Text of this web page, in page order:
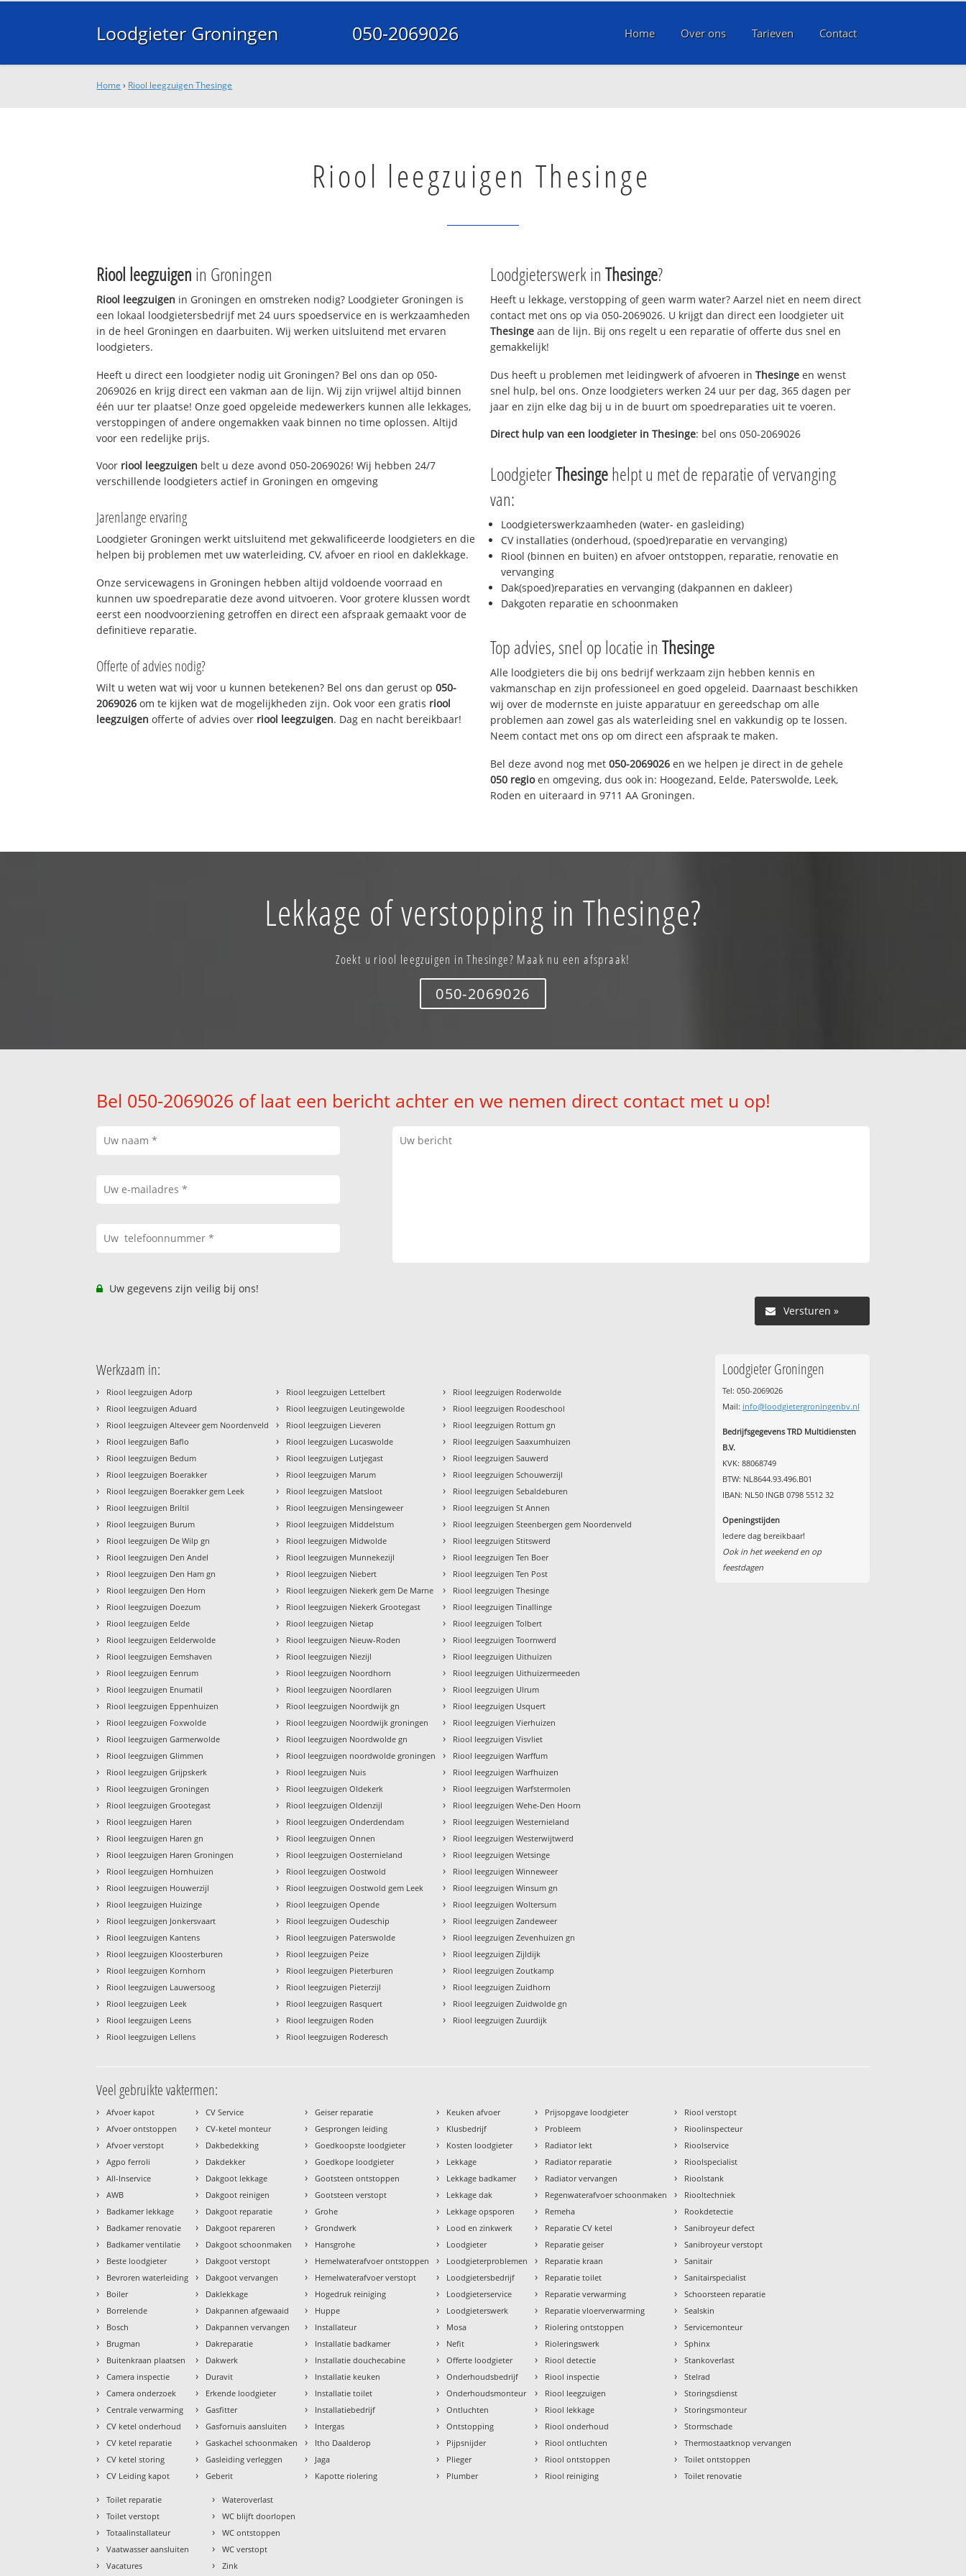
Loodgieter Groningen 050-2069026 Home Over ons Tarieven Contact
Home › Riool leegzuigen Thesinge
Riool leegzuigen Thesinge
Riool leegzuigen in Groningen
Riool leegzuigen in Groningen en omstreken nodig? Loodgieter Groningen is
een lokaal loodgietersbedrijf met 24 uurs spoedservice en is werkzaamheden
in de heel Groningen en daarbuiten. Wij werken uitsluitend met ervaren
loodgieters.
Heeft u direct een loodgieter nodig uit Groningen? Bel ons dan op 050-
2069026 en krijg direct een vakman aan de lijn. Wij zijn vrijwel altijd binnen
één uur ter plaatse! Onze goed opgeleide medewerkers kunnen alle lekkages,
verstoppingen of andere ongemakken vaak binnen no time oplossen. Altijd
voor een redelijke prijs.
Voor riool leegzuigen belt u deze avond 050-2069026! Wij hebben 24/7
verschillende loodgieters actief in Groningen en omgeving
Jarenlange ervaring
Loodgieter Groningen werkt uitsluitend met gekwalificeerde loodgieters en die
helpen bij problemen met uw waterleiding, CV, afvoer en riool en daklekkage.
Onze servicewagens in Groningen hebben altijd voldoende voorraad en
kunnen uw spoedreparatie deze avond uitvoeren. Voor grotere klussen wordt
eerst een noodvoorziening getroffen en direct een afspraak gemaakt voor de
definitieve reparatie.
Offerte of advies nodig?
Wilt u weten wat wij voor u kunnen betekenen? Bel ons dan gerust op050-
2069026 om te kijken wat de mogelijkheden zijn. Ook voor een gratis riool
leegzuigen offerte of advies over riool leegzuigen. Dag en nacht bereikbaar!
Loodgieterswerk in Thesinge?
Heeft u lekkage, verstopping of geen warm water? Aarzel niet en neem direct
contact met ons op via 050-2069026. U krijgt dan direct een loodgieter uit
Thesinge aan de lijn. Bij ons regelt u een reparatie of offerte dus snel en
gemakkelijk!
Dus heeft u problemen met leidingwerk of afvoeren in Thesinge en wenst
snel hulp, bel ons. Onze loodgieters werken 24 uur per dag, 365 dagen per
jaar en zijn elke dag bij u in de buurt om spoedreparaties uit te voeren.
Direct hulp van een loodgieter in Thesinge: bel ons 050-2069026
LoodgieterThesingehelpt u met de reparatie of vervanging
van:
Loodgieterswerkzaamheden (water- en gasleiding)
CV installaties (onderhoud, (spoed)reparatie en vervanging)
Riool (binnen en buiten) en afvoer ontstoppen, reparatie, renovatie en
vervanging
Dak(spoed)reparaties en vervanging (dakpannen en dakleer)
Dakgoten reparatie en schoonmaken
Top advies, snel op locatie in Thesinge
Alle loodgieters die bij ons bedrijf werkzaam zijn hebben kennis en
vakmanschap en zijn professioneel en goed opgeleid. Daarnaast beschikken
wij over de modernste en juiste apparatuur en gereedschap om alle
problemen aan zowel gas als waterleiding snel en vakkundig op te lossen.
Neem contact met ons op om direct een afspraak te maken.
Bel deze avond nog met 050-2069026 en we helpen je direct in de gehele
050 regioen omgeving, dus ook in: Hoogezand, Eelde, Paterswolde, Leek,
Roden en uiteraard in 9711 AA Groningen.
Lekkage of verstopping in Thesinge?
Zoekt u riool leegzuigen in Thesinge? Maak nu een afspraak!
050-2069026
Bel 050-2069026 of laat een bericht achter en we nemen direct contact met u op!
Uw gegevens zijn veilig bij ons!
Versturen »
Werkzaam in:
› Riool leegzuigen Adorp
› Riool leegzuigen Aduard
› Riool leegzuigen Alteveer gem Noordenveld
› Riool leegzuigen Baflo
› Riool leegzuigen Bedum
› Riool leegzuigen Boerakker
› Riool leegzuigen Boerakker gem Leek
› Riool leegzuigen Briltil
› Riool leegzuigen Burum
› Riool leegzuigen De Wilp gn
› Riool leegzuigen Den Andel
› Riool leegzuigen Den Ham gn
› Riool leegzuigen Den Horn
› Riool leegzuigen Doezum
› Riool leegzuigen Eelde
› Riool leegzuigen Eelderwolde
› Riool leegzuigen Eemshaven
› Riool leegzuigen Eenrum
› Riool leegzuigen Enumatil
› Riool leegzuigen Eppenhuizen
› Riool leegzuigen Foxwolde
› Riool leegzuigen Garmerwolde
› Riool leegzuigen Glimmen
› Riool leegzuigen Grijpskerk
› Riool leegzuigen Groningen
› Riool leegzuigen Grootegast
› Riool leegzuigen Haren
› Riool leegzuigen Haren gn
› Riool leegzuigen Haren Groningen
› Riool leegzuigen Hornhuizen
› Riool leegzuigen Houwerzijl
› Riool leegzuigen Huizinge
› Riool leegzuigen Jonkersvaart
› Riool leegzuigen Kantens
› Riool leegzuigen Kloosterburen
› Riool leegzuigen Kornhorn
› Riool leegzuigen Lauwersoog
› Riool leegzuigen Leek
› Riool leegzuigen Leens
› Riool leegzuigen Lellens
› Riool leegzuigen Lettelbert
› Riool leegzuigen Leutingewolde
› Riool leegzuigen Lieveren
› Riool leegzuigen Lucaswolde
› Riool leegzuigen Lutjegast
› Riool leegzuigen Marum
› Riool leegzuigen Matsloot
› Riool leegzuigen Mensingeweer
› Riool leegzuigen Middelstum
› Riool leegzuigen Midwolde
› Riool leegzuigen Munnekezijl
› Riool leegzuigen Niebert
› Riool leegzuigen Niekerk gem De Marne
› Riool leegzuigen Niekerk Grootegast
› Riool leegzuigen Nietap
› Riool leegzuigen Nieuw-Roden
› Riool leegzuigen Niezijl
› Riool leegzuigen Noordhorn
› Riool leegzuigen Noordlaren
› Riool leegzuigen Noordwijk gn
› Riool leegzuigen Noordwijk groningen
› Riool leegzuigen Noordwolde gn
› Riool leegzuigen noordwolde groningen
› Riool leegzuigen Nuis
› Riool leegzuigen Oldekerk
› Riool leegzuigen Oldenzijl
› Riool leegzuigen Onderdendam
› Riool leegzuigen Onnen
› Riool leegzuigen Oosternieland
› Riool leegzuigen Oostwold
› Riool leegzuigen Oostwold gem Leek
› Riool leegzuigen Opende
› Riool leegzuigen Oudeschip
› Riool leegzuigen Paterswolde
› Riool leegzuigen Peize
› Riool leegzuigen Pieterburen
› Riool leegzuigen Pieterzijl
› Riool leegzuigen Rasquert
› Riool leegzuigen Roden
› Riool leegzuigen Roderesch
› Riool leegzuigen Roderwolde
› Riool leegzuigen Roodeschool
› Riool leegzuigen Rottum gn
› Riool leegzuigen Saaxumhuizen
› Riool leegzuigen Sauwerd
› Riool leegzuigen Schouwerzijl
› Riool leegzuigen Sebaldeburen
› Riool leegzuigen St Annen
› Riool leegzuigen Steenbergen gem Noordenveld
› Riool leegzuigen Stitswerd
› Riool leegzuigen Ten Boer
› Riool leegzuigen Ten Post
› Riool leegzuigen Thesinge
› Riool leegzuigen Tinallinge
› Riool leegzuigen Tolbert
› Riool leegzuigen Toornwerd
› Riool leegzuigen Uithuizen
› Riool leegzuigen Uithuizermeeden
› Riool leegzuigen Ulrum
› Riool leegzuigen Usquert
› Riool leegzuigen Vierhuizen
› Riool leegzuigen Visvliet
› Riool leegzuigen Warffum
› Riool leegzuigen Warfhuizen
› Riool leegzuigen Warfstermolen
› Riool leegzuigen Wehe-Den Hoorn
› Riool leegzuigen Westernieland
› Riool leegzuigen Westerwijtwerd
› Riool leegzuigen Wetsinge
› Riool leegzuigen Winneweer
› Riool leegzuigen Winsum gn
› Riool leegzuigen Woltersum
› Riool leegzuigen Zandeweer
› Riool leegzuigen Zevenhuizen gn
› Riool leegzuigen Zijldijk
› Riool leegzuigen Zoutkamp
› Riool leegzuigen Zuidhorn
› Riool leegzuigen Zuidwolde gn
› Riool leegzuigen Zuurdijk
Loodgieter Groningen
Tel: 050-2069026
Mail: info@loodgietergroningenbv.nl
Bedrijfsgegevens TRD Multidiensten
B.V.
KVK: 88068749
BTW: NL8644.93.496.B01
IBAN: NL50 INGB 0798 5512 32
Openingstijden
Iedere dag bereikbaar!
Ook in het weekend en op
feestdagen
Veel gebruikte vaktermen:
› Afvoer kapot
› Afvoer ontstoppen
› Afvoer verstopt
› Agpo ferroli
› All-Inservice
› AWB
› Badkamer lekkage
› Badkamer renovatie
› Badkamer ventilatie
› Beste loodgieter
› Bevroren waterleiding
› Boiler
› Borrelende
› Bosch
› Brugman
› Buitenkraan plaatsen
› Camera inspectie
› Camera onderzoek
› Centrale verwarming
› CV ketel onderhoud
› CV ketel reparatie
› CV ketel storing
› CV Leiding kapot
› CV Service
› CV-ketel monteur
› Dakbedekking
› Dakdekker
› Dakgoot lekkage
› Dakgoot reinigen
› Dakgoot reparatie
› Dakgoot repareren
› Dakgoot schoonmaken
› Dakgoot verstopt
› Dakgoot vervangen
› Daklekkage
› Dakpannen afgewaaid
› Dakpannen vervangen
› Dakreparatie
› Dakwerk
› Duravit
› Erkende loodgieter
› Gasfitter
› Gasfornuis aansluiten
› Gaskachel schoonmaken
› Gasleiding verleggen
› Geberit
› Geiser reparatie
› Gesprongen leiding
› Goedkoopste loodgieter
› Goedkope loodgieter
› Gootsteen ontstoppen
› Gootsteen verstopt
› Grohe
› Grondwerk
› Hansgrohe
› Hemelwaterafvoer ontstoppen
› Hemelwaterafvoer verstopt
› Hogedruk reiniging
› Huppe
› Installateur
› Installatie badkamer
› Installatie douchecabine
› Installatie keuken
› Installatie toilet
› Installatiebedrijf
› Intergas
› Itho Daalderop
› Jaga
› Kapotte riolering
› Keuken afvoer
› Klusbedrijf
› Kosten loodgieter
› Lekkage
› Lekkage badkamer
› Lekkage dak
› Lekkage opsporen
› Lood en zinkwerk
› Loodgieter
› Loodgieterproblemen
› Loodgietersbedrijf
› Loodgieterservice
› Loodgieterswerk
› Mosa
› Nefit
› Offerte loodgieter
› Onderhoudsbedrijf
› Onderhoudsmonteur
› Ontluchten
› Ontstopping
› Pijpsnijder
› Plieger
› Plumber
› Prijsopgave loodgieter
› Probleem
› Radiator lekt
› Radiator reparatie
› Radiator vervangen
› Regenwaterafvoer schoonmaken
› Remeha
› Reparatie CV ketel
› Reparatie geiser
› Reparatie kraan
› Reparatie toilet
› Reparatie verwarming
› Reparatie vloerverwarming
› Riolering ontstoppen
› Rioleringswerk
› Riool detectie
› Riool inspectie
› Riool leegzuigen
› Riool lekkage
› Riool onderhoud
› Riool ontluchten
› Riool ontstoppen
› Riool reiniging
› Riool verstopt
› Rioolinspecteur
› Rioolservice
› Rioolspecialist
› Rioolstank
› Riooltechniek
› Rookdetectie
› Sanibroyeur defect
› Sanibroyeur verstopt
› Sanitair
› Sanitairspecialist
› Schoorsteen reparatie
› Sealskin
› Servicemonteur
› Sphinx
› Stankoverlast
› Stelrad
› Storingsdienst
› Storingsmonteur
› Stormschade
› Thermostaatknop vervangen
› Toilet ontstoppen
› Toilet renovatie
› Toilet reparatie
› Toilet verstopt
› Totaalinstallateur
› Vaatwasser aansluiten
› Vacatures
› Wateroverlast
› WC blijft doorlopen
› WC ontstoppen
› WC verstopt
› Zink